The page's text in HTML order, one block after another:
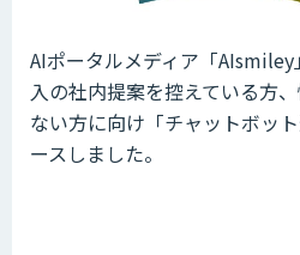
AIポータルメディア「AIsmiley
入の社内提案を控えている方
ない方に向け「チャットボッ
ースしました。